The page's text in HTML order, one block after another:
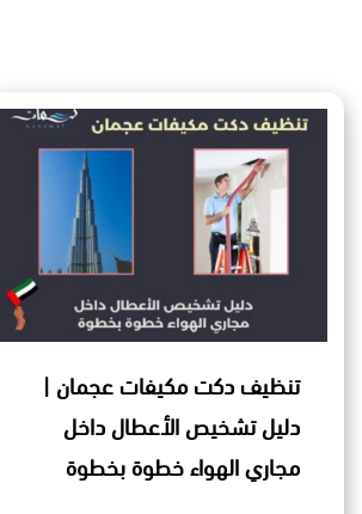
تنظيف دكت مكيفات عجمان |
دليل تشخيص الأعطال داخل
مجاري الهواء خطوة بخطوة